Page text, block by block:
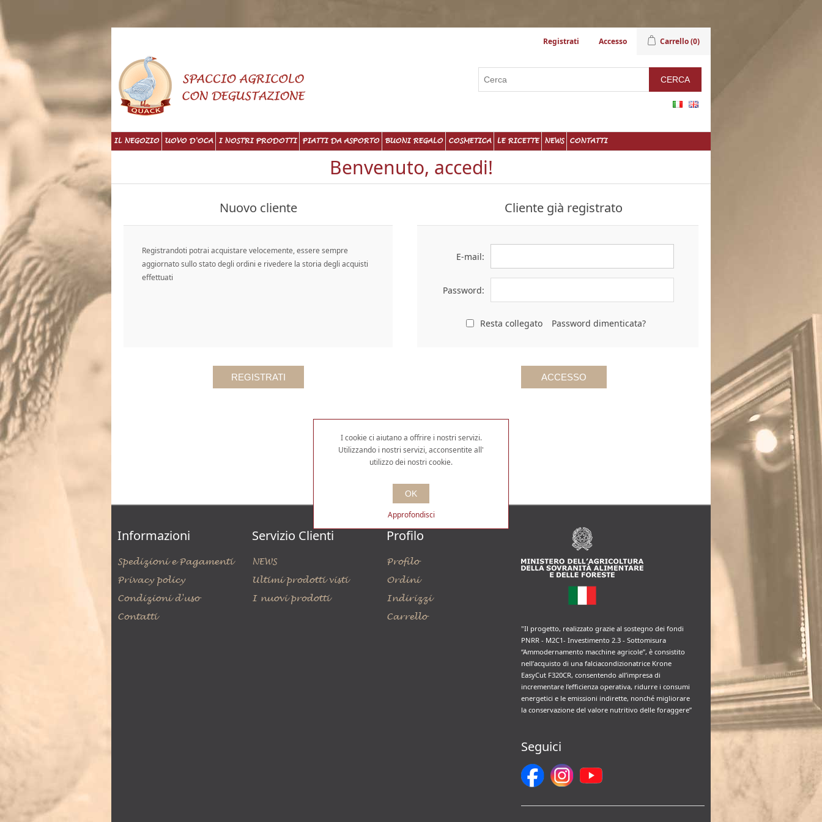
Registrati Accesso Carrello(0)
IL NEGOZIO UOVO D'OCA I NOSTRI PRODOTTI PIATTI DA ASPORTO BUONI REGALO COSMETICA LE RICETTE NEWS CONTATTI
Benvenuto, accedi!
Nuovo cliente
Registrandoti potrai acquistare velocemente, essere sempre
aggiornato sullo stato degli ordini e rivedere la storia degli acquisti
effettuati
Cliente già registrato
E-mail:
Password:
Resta collegato Password dimenticata?
Informazioni
Spedizioni e Pagamenti
Privacy policy
Condizioni d'uso
Contatti
Servizio Clienti
NEWS
Ultimi prodotti visti
I nuovi prodotti
Profilo
Profilo
Ordini
Indirizzi
Carrello
"Il progetto, realizzato grazie al sostegno dei fondi
PNRR - M2C1- Investimento 2.3 - Sottomisura
“Ammodernamento macchine agricole”, è consistito
nell’acquisto di una falciacondizionatrice Krone
EasyCut F320CR, consentendo all’impresa di
incrementare l’efficienza operativa, ridurre i consumi
energetici e le emissioni indirette, nonché migliorare
la conservazione del valore nutritivo delle foraggere”
Seguici
I cookie ci aiutano a offrire i nostri servizi.
Utilizzando i nostri servizi, acconsentite all'
utilizzo dei nostri cookie.
OK
Approfondisci